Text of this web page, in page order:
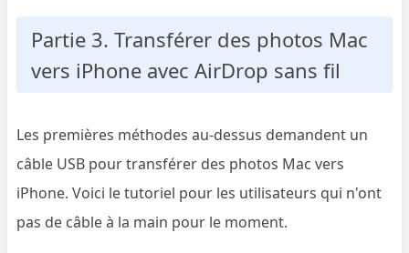
Partie 3. Transférer des photos Mac
vers iPhone avec AirDrop sans fil
Les premières méthodes au-dessus demandent un
câble USB pour transférer des photos Mac vers
iPhone. Voici le tutoriel pour les utilisateurs qui n'ont
pas de câble à la main pour le moment.